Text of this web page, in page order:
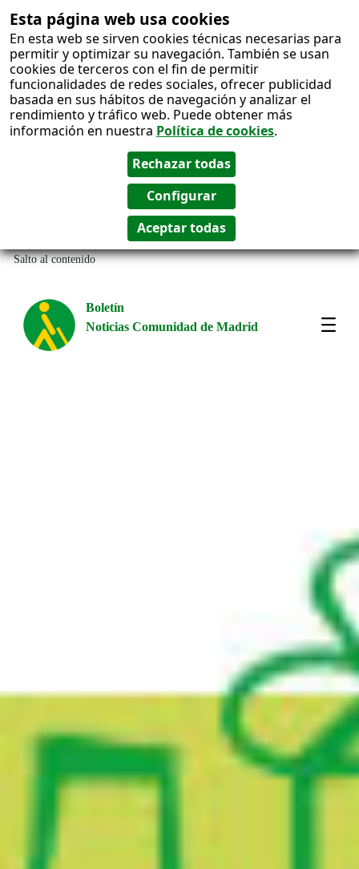
Esta página web usa cookies
En esta web se sirven cookies técnicas necesarias para
permitir y optimizar su navegación. También se usan
cookies de terceros con el fin de permitir
funcionalidades de redes sociales, ofrecer publicidad
basada en sus hábitos de navegación y analizar el
rendimiento y tráfico web. Puede obtener más
información en nuestra Política de cookies.
Salto al contenido
Boletín
Noticias Comunidad de Madrid